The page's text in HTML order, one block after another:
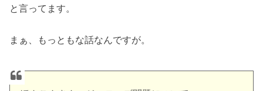
と言ってます。
まぁ、もっともな話なんですが。